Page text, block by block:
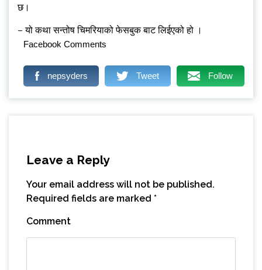
छ।
– यो कथा सन्तोष चिमरियाको फेसबुक बाट लिईएको हो ।
Facebook Comments
nepsyders Tweet Follow
Leave a Reply
Your email address will not be published.
Required fields are marked *
Comment